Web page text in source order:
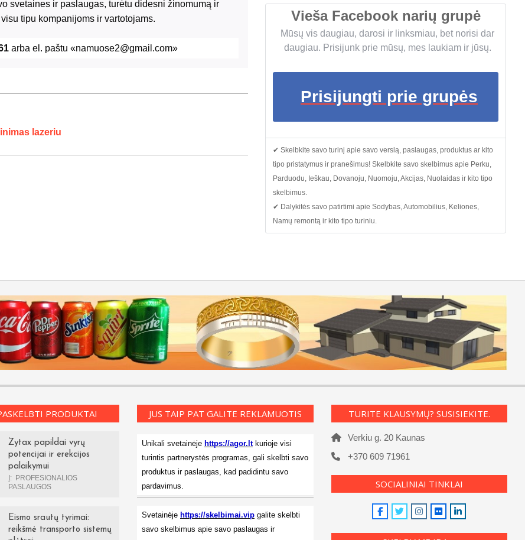
svetaines ir paslaugas, turėtu didesni žinomumą ir
tipu kompanijoms ir vartotojams.
arba el. paštu «namuose2@gmail.com»
lazeriu
Vieša Facebook narių grupė
Mūsų vis daugiau, darosi ir linksmiau, bet norisi dar
daugiau. Prisijunk prie mūsų, mes laukiam ir jūsų.
Prisijungti prie grupės
✔ Skelbkite savo turinį apie savo verslą, paslaugas, produktus ar kito
tipo pristatymus ir pranešimus! Skelbkite savo skelbimus apie Perku,
Parduodu, Ieškau, Dovanoju, Nuomoju, Akcijas, Nuolaidas ir kito tipo
skelbimus.
✔ Dalykitės savo patirtimi apie Sodybas, Automobilius, Keliones,
Namų remontą ir kito tipo turiniu.
PRODUKTAI
Zytax papildai vyrų
potencijai ir erekcijos
palaikymui
Į:
PROFESIONALIOS
PASLAUGOS
Eismo srautų tyrimai:
reikšmė transporto sistemų
JUS TAIP PAT GALITE REKLAMUOTIS
Unikali svetainėje https://agor.ltkurioje visi
turintis partnerystės programas, gali skelbti savo
produktus ir paslaugas, kad padidintu savo
pardavimus.
Svetainėje https://skelbimai.vip galite skelbti
savo skelbimus apie savo paslaugas ir
TURITE KLAUSYMŲ? SUSISIEKITE.
Verkiu g. 20 Kaunas
+370 609 71961
SOCIALINIAI TINKLAI